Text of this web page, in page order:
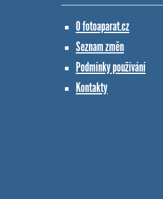
O fotoaparat.cz
Seznam změn
Podmínky používání
Kontakty